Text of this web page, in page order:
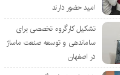
امید حضور دارند
تشکیل کارگروه تخصصی برای
ساماندهی و توسعه صنعت ماساژ
در اصفهان